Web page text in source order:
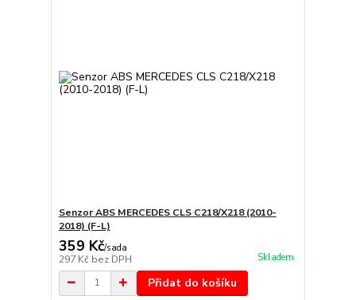
Senzor ABS MERCEDES CLS C218/X218 (2010-
2018) (F-L)
359 Kč/sada
297 Kč bez DPH Skladem
Přidat do košíku